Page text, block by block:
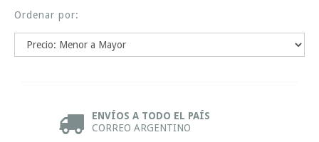
Ordenar por:
ENVÍOS A TODO EL PAÍS
CORREO ARGENTINO